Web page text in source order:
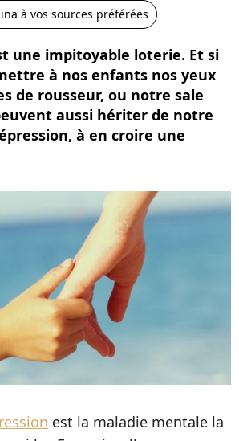
à vos sources préférées
une impitoyable loterie. Et si
à nos enfants nos yeux
de rousseur, ou notre sale
aussi hériter de notre
à en croire une
est la maladie mentale la